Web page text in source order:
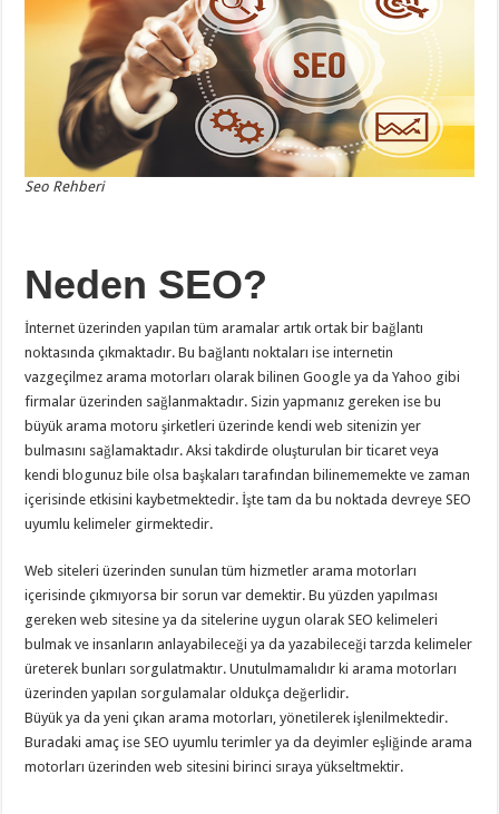
Seo Rehberi
Neden SEO?
İnternet üzerinden yapılan tüm aramalar artık ortak bir bağlantı
noktasında çıkmaktadır. Bu bağlantı noktaları ise internetin
vazgeçilmez arama motorları olarak bilinen Google ya da Yahoo gibi
firmalar üzerinden sağlanmaktadır. Sizin yapmanız gereken ise bu
büyük arama motoru şirketleri üzerinde kendi web sitenizin yer
bulmasını sağlamaktadır. Aksi takdirde oluşturulan bir ticaret veya
kendi blogunuz bile olsa başkaları tarafından bilinememekte ve zaman
içerisinde etkisini kaybetmektedir. İşte tam da bu noktada devreye SEO
uyumlu kelimeler girmektedir.
Web siteleri üzerinden sunulan tüm hizmetler arama motorları
içerisinde çıkmıyorsa bir sorun var demektir. Bu yüzden yapılması
gereken web sitesine ya da sitelerine uygun olarak SEO kelimeleri
bulmak ve insanların anlayabileceği ya da yazabileceği tarzda kelimeler
üreterek bunları sorgulatmaktır. Unutulmamalıdır ki arama motorları
üzerinden yapılan sorgulamalar oldukça değerlidir.
Büyük ya da yeni çıkan arama motorları, yönetilerek işlenilmektedir.
Buradaki amaç ise SEO uyumlu terimler ya da deyimler eşliğinde arama
motorları üzerinden web sitesini birinci sıraya yükseltmektir.